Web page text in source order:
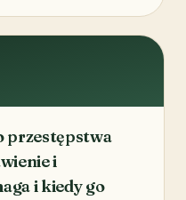
przestępstwa
i
i kiedy go